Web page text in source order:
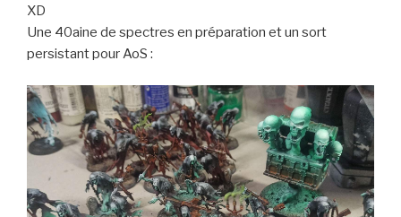
XD
Une 40aine de spectres en préparation et un sort
persistant pour AoS :